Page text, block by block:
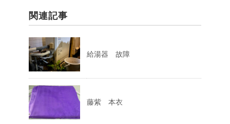
関連記事
給湯器 故障
藤紫 本衣